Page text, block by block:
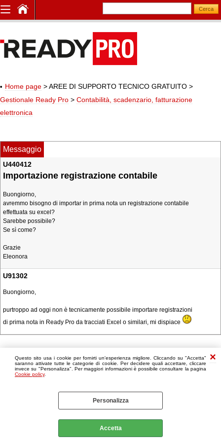
Questo sito usa i cookie per fornirti un'esperienza migliore. Cliccando su "Accetta"
saranno attivate tutte le categorie di cookie. Per decidere quali accettare, cliccare
invece su "Personalizza". Per maggiori informazioni è possibile consultare la pagina
Cookie policy.
Personalizza
Accetta
Home page > AREE DI SUPPORTO TECNICO GRATUITO >
Gestionale Ready Pro > Contabilità, scadenzario, fatturazione
elettronica
Messaggio
U440412
Importazione registrazione contabile
Buongiorno,
avremmo bisogno di importar in prima nota un registrazione contabile
effettuata su excel?
Sarebbe possibile?
Se sì come?
Grazie
Eleonora
U91302
Buongiorno,
purtroppo ad oggi non è tecnicamente possibile importare registrazioni
di prima nota in Ready Pro da tracciati Excel o similari, mi dispiace